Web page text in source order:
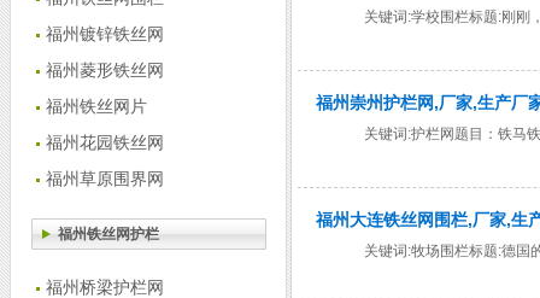
福州镀锌铁丝网
福州菱形铁丝网
福州铁丝网片
福州花园铁丝网
福州草原围界网
福州铁丝网护栏
福州桥梁护栏网
关键词:学校围栏标题:刚刚
福州崇州护栏网,厂家,生产厂
关键词:护栏网题目：铁马
福州大连铁丝网围栏,厂家,生
关键词:牧场围栏标题:德国